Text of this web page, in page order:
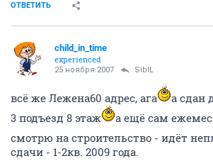
ОТВЕТИТЬ
child_in_time
experienced
25 ноября 2007 SibIL
всё же Лежена60 адрес, ага
а сдан
3 подъезд 8 этаж
а ещё сам
смотрю на строительство - идёт
сдачи - 1-2кв. 2009 года.